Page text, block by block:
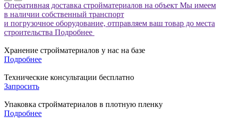
Оперативная доставка стройматериалов на объект Мы имеем
в наличии собственный транспорт
и погрузочное оборудование, отправляем ваш товар до места
строительства Подробнее
Хранение стройматериалов у нас на базе
Подробнее
Технические консультации бесплатно
Запросить
Упаковка стройматериалов в плотную пленку
Подробнее